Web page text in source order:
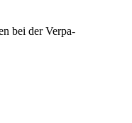
bei der Verpa­